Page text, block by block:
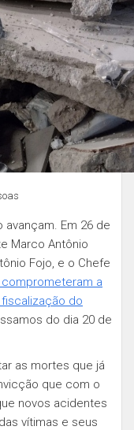
Em 26 de
Marco Antônio
Fojo, e o Chefe
a
do
do dia 20 de
as mortes que já
que com o
novos acidentes
vítimas e seus